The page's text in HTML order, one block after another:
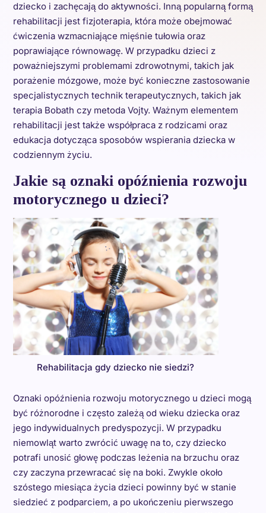
dziecko i zachęcają do aktywności. Inną popularną formą
rehabilitacji jest fizjoterapia, która może obejmować
ćwiczenia wzmacniające mięśnie tułowia oraz
poprawiające równowagę. W przypadku dzieci z
poważniejszymi problemami zdrowotnymi, takich jak
porażenie mózgowe, może być konieczne zastosowanie
specjalistycznych technik terapeutycznych, takich jak
terapia Bobath czy metoda Vojty. Ważnym elementem
rehabilitacji jest także współpraca z rodzicami oraz
edukacja dotycząca sposobów wspierania dziecka w
codziennym życiu.
Jakie są oznaki opóźnienia rozwoju
motorycznego u dzieci?
Rehabilitacja gdy dziecko nie siedzi?
Oznaki opóźnienia rozwoju motorycznego u dzieci mogą
być różnorodne i często zależą od wieku dziecka oraz
jego indywidualnych predyspozycji. W przypadku
niemowląt warto zwrócić uwagę na to, czy dziecko
potrafi unosić głowę podczas leżenia na brzuchu oraz
czy zaczyna przewracać się na boki. Zwykle około
szóstego miesiąca życia dzieci powinny być w stanie
siedzieć z podparciem, a po ukończeniu pierwszego